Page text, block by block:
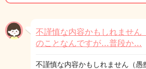
不謹慎な内容かもしれません
のことなんですが…普段か…
不謹慎な内容かもしれません（愚